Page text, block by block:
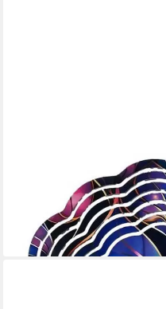
Windspiel Edelstahl 3D
Bunt WI142
16,99 €
lieferbar - in 3-4 Werktagen bei dir